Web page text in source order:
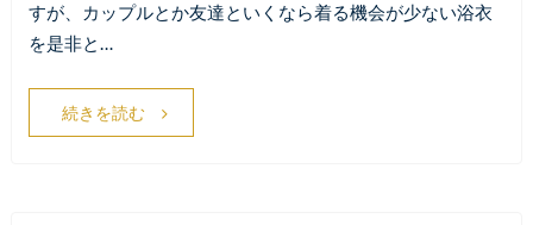
すが、カップルとか友達といくなら着る機会が少ない浴衣
を是非と…
続きを読む